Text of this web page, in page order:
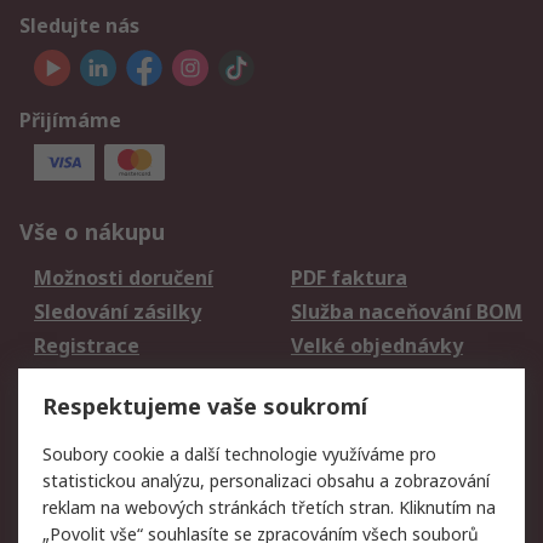
Sledujte nás
Přijímáme
Vše o nákupu
Možnosti doručení
PDF faktura
Sledování zásilky
Služba naceňování BOM
Registrace
Velké objednávky
Právní
Autorská práva
Obchodní podmínky
společnosti RS
Respektujeme vaše soukromí
Soubory cookie a další technologie využíváme pro
statistickou analýzu, personalizaci obsahu a zobrazování
reklam na webových stránkách třetích stran. Kliknutím na
„Povolit vše“ souhlasíte se zpracováním všech souborů